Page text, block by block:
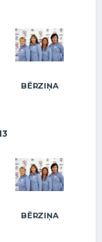
BĒRZIŅA
BĒRZIŅA